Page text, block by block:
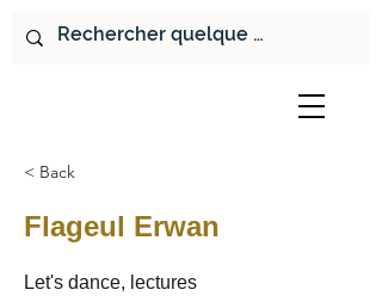
< Back
Flageul Erwan
Let's dance, lectures